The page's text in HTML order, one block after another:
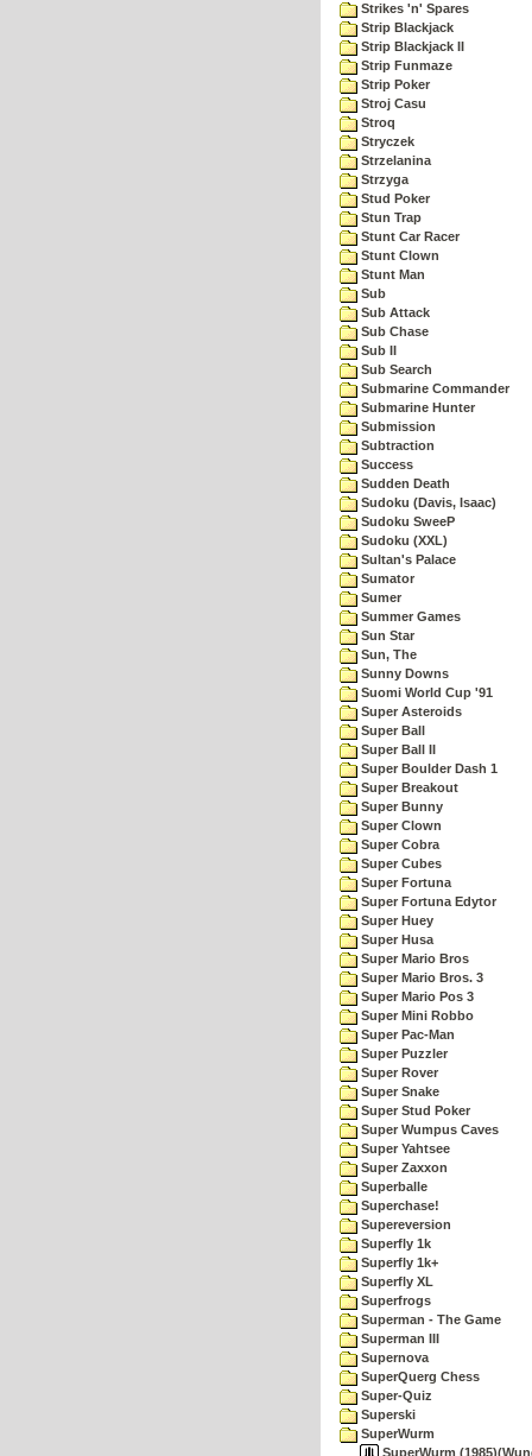
Strikes 'n' Spares
Strip Blackjack
Strip Blackjack II
Strip Funmaze
Strip Poker
Stroj Casu
Stroq
Stryczek
Strzelanina
Strzyga
Stud Poker
Stun Trap
Stunt Car Racer
Stunt Clown
Stunt Man
Sub
Sub Attack
Sub Chase
Sub II
Sub Search
Submarine Commander
Submarine Hunter
Submission
Subtraction
Success
Sudden Death
Sudoku (Davis, Isaac)
Sudoku SweeP
Sudoku (XXL)
Sultan's Palace
Sumator
Sumer
Summer Games
Sun Star
Sun, The
Sunny Downs
Suomi World Cup '91
Super Asteroids
Super Ball
Super Ball II
Super Boulder Dash 1
Super Breakout
Super Bunny
Super Clown
Super Cobra
Super Cubes
Super Fortuna
Super Fortuna Edytor
Super Huey
Super Husa
Super Mario Bros
Super Mario Bros. 3
Super Mario Pos 3
Super Mini Robbo
Super Pac-Man
Super Puzzler
Super Rover
Super Snake
Super Stud Poker
Super Wumpus Caves
Super Yahtsee
Super Zaxxon
Superballe
Superchase!
Supereversion
Superfly 1k
Superfly 1k+
Superfly XL
Superfrogs
Superman - The Game
Superman III
Supernova
SuperQuerg Chess
Super-Quiz
Superski
SuperWurm
SuperWurm